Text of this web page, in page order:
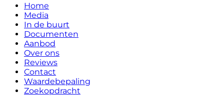
Home
Media
In de buurt
Documenten
Aanbod
Over ons
Reviews
Contact
Waardebepaling
Zoekopdracht